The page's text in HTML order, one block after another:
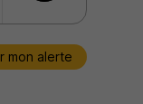
mon alerte